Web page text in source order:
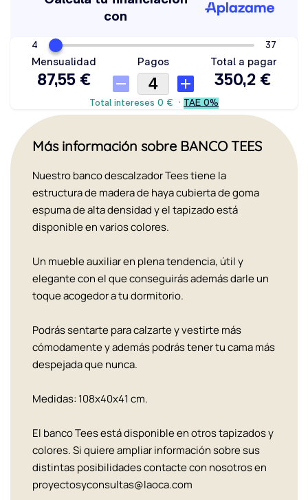
Más información sobre BANCO TEES
Nuestro banco descalzador Tees tiene la
estructura de madera de haya cubierta de goma
espuma de alta densidad y el tapizado está
disponible en varios colores.
Un mueble auxiliar en plena tendencia, útil y
elegante con el que conseguirás además darle un
toque acogedor a tu dormitorio.
Podrás sentarte para calzarte y vestirte más
cómodamente y además podrás tener tu cama más
despejada que nunca.
Medidas: 108x40x41 cm.
El banco Tees está disponible en otros tapizados y
colores. Si quiere ampliar información sobre sus
distintas posibilidades contacte con nosotros en
proyectosyconsultas@laoca.com